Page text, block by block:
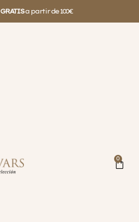
GRATISa partir de 100€
0